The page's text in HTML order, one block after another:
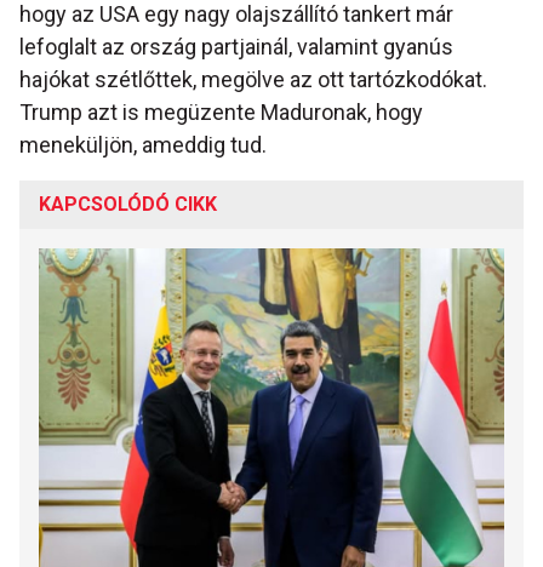
hogy az USA egy nagy olajszállító tankert már
lefoglalt az ország partjainál, valamint gyanús
hajókat szétlőttek, megölve az ott tartózkodókat.
Trump azt is megüzente Maduronak, hogy
meneküljön, ameddig tud.
KAPCSOLÓDÓ CIKK